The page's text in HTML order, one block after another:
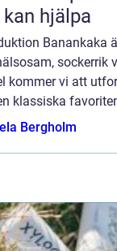
hjälpa
Banankaka
sockerrik
kommer vi att
klassiska
Bergholm